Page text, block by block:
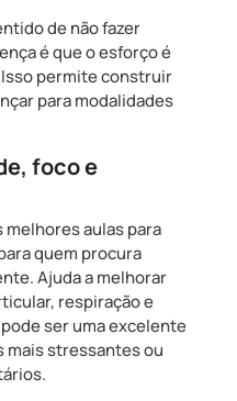
de não fazer
é que o esforço é
permite construir
para modalidades
foco e
melhores aulas para
quem procura
Ajuda a melhorar
respiração e
ser uma excelente
mais stressantes ou